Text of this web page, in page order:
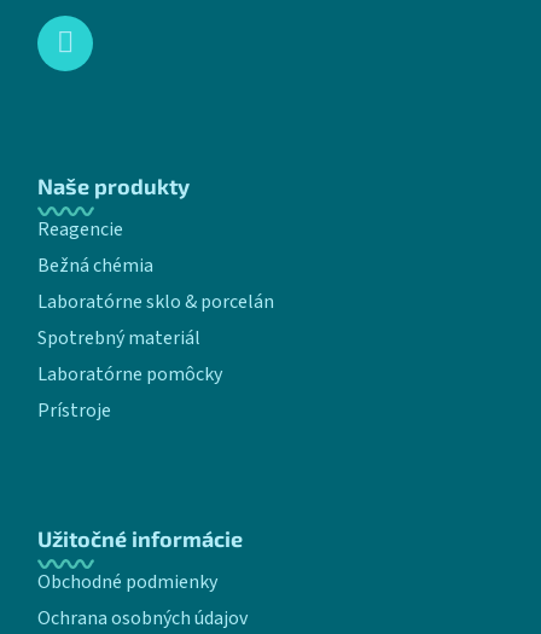
Naše produkty
Reagencie
Bežná chémia
Laboratórne sklo & porcelán
Spotrebný materiál
Laboratórne pomôcky
Prístroje
Užitočné informácie
Obchodné podmienky
Ochrana osobných údajov